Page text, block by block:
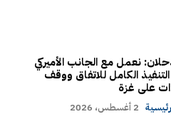
نعمل مع الجانب الأميركي
الكامل للاتفاق ووقف
على غزة
2 أغسطس، 2026